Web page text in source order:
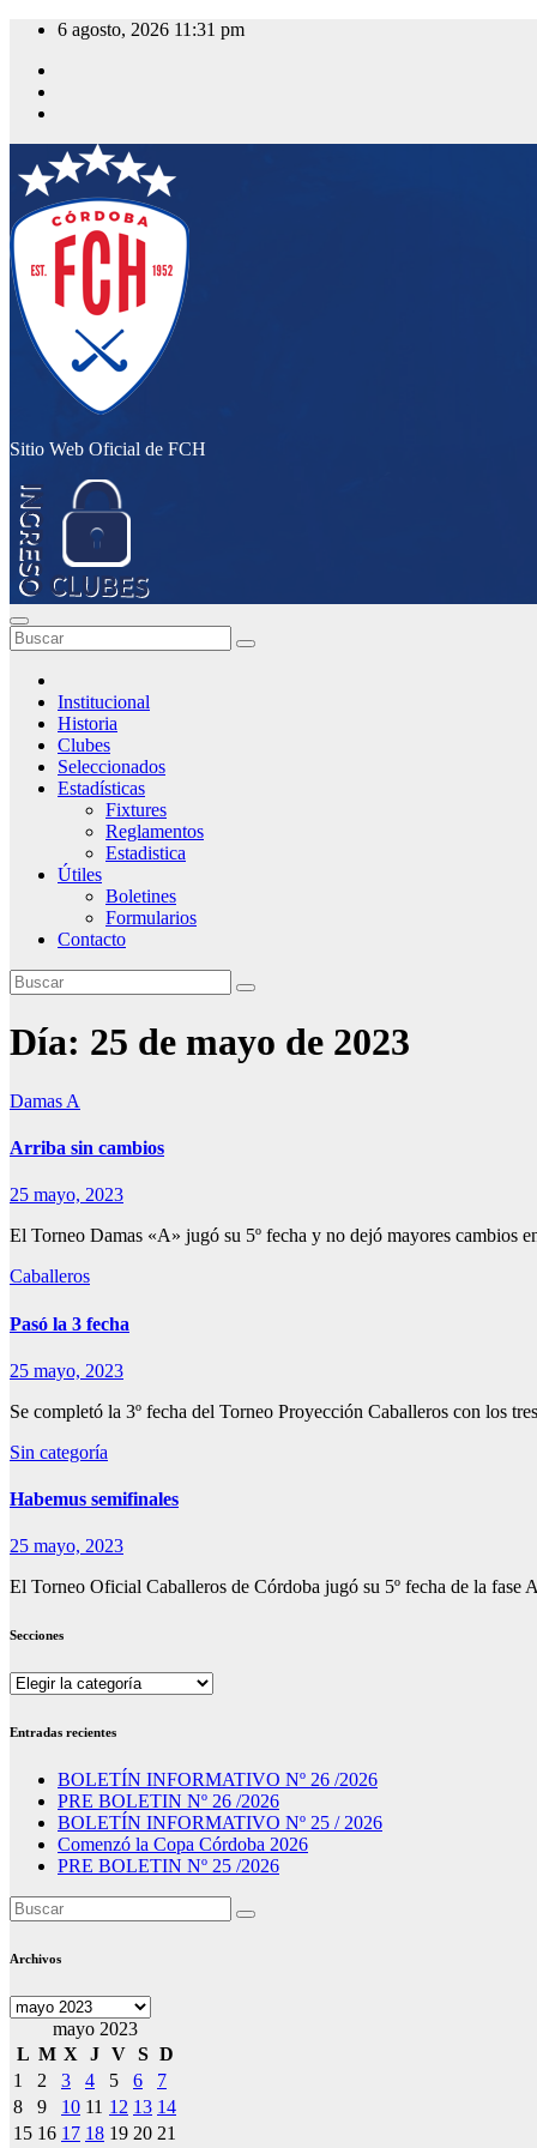
Saltar
contenido
6 agosto, 2026 11:31 pm
Sitio Web Oficial de FCH
Institucional
Historia
Clubes
Seleccionados
Estadísticas
Fixtures
Reglamentos
Estadistica
Útiles
Boletines
Formularios
Contacto
Día: 25 de mayo de 2023
Damas A
Arriba sin cambios
25 mayo, 2023
El Torneo Damas «A» jugó su 5º fecha y no dejó mayores cambios
Caballeros
Pasó la 3 fecha
25 mayo, 2023
Se completó la 3º fecha del Torneo Proyección Caballeros con los
Sin categoría
Habemus semifinales
25 mayo, 2023
El Torneo Oficial Caballeros de Córdoba jugó su 5º fecha de la
Secciones
Secciones
Entradas recientes
BOLETÍN INFORMATIVO Nº 26 /2026
PRE BOLETIN Nº 26 /2026
BOLETÍN INFORMATIVO Nº 25 / 2026
Comenzó la Copa Córdoba 2026
PRE BOLETIN Nº 25 /2026
Archivos
Archivos
mayo 2023
L M X J V S D
1
2 3 4 5 6
7
8
9 10 11 12 13 14
15 16 17 18 19 20 21